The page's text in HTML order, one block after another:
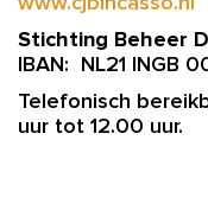
Stichting Beheer
IBAN: NL21 INGB
Telefonisch
uur tot 12.00 uur.